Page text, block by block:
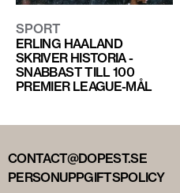
SPORT
ERLING HAALAND
SKRIVER HISTORIA -
SNABBAST TILL 100
PREMIER LEAGUE-MÅL
CONTACT@DOPEST.SE
PERSONUPPGIFTSPOLICY